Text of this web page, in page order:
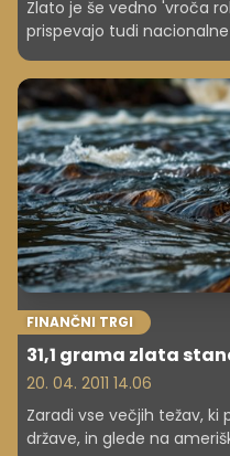
Zlato je še vedno 'vroča
prispevajo tudi
rezerve, razkrivajo pa
največ te žlahtne kovine.
FINANČNI TRGI
31,1 grama zlata
20. 04. 2011 14.06
Zaradi vse večjih težav, ki
države, in glede na